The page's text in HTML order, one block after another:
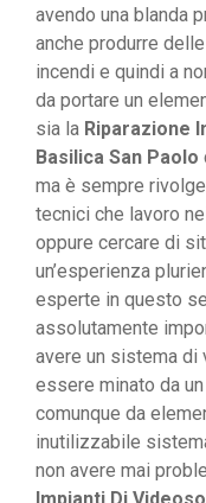
avendo una blanda
anche produrre
incendi e quindi a
da portare un
sia la Riparazione
Basilica San Paolo
ma è sempre
tecnici che lavoro
oppure cercare di
un’esperienza
esperte in questo
assolutamente
avere un sistema di
essere minato da
comunque da
inutilizzabile
non avere mai